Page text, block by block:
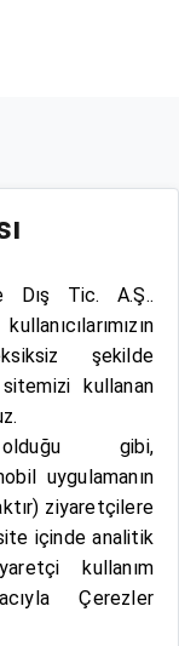
Dış Tic. A.Ş..
şekilde
sitemizi kullanan
gibi,
uygulamanın
ziyaretçilere
içinde analitik
kullanım
Çerezler